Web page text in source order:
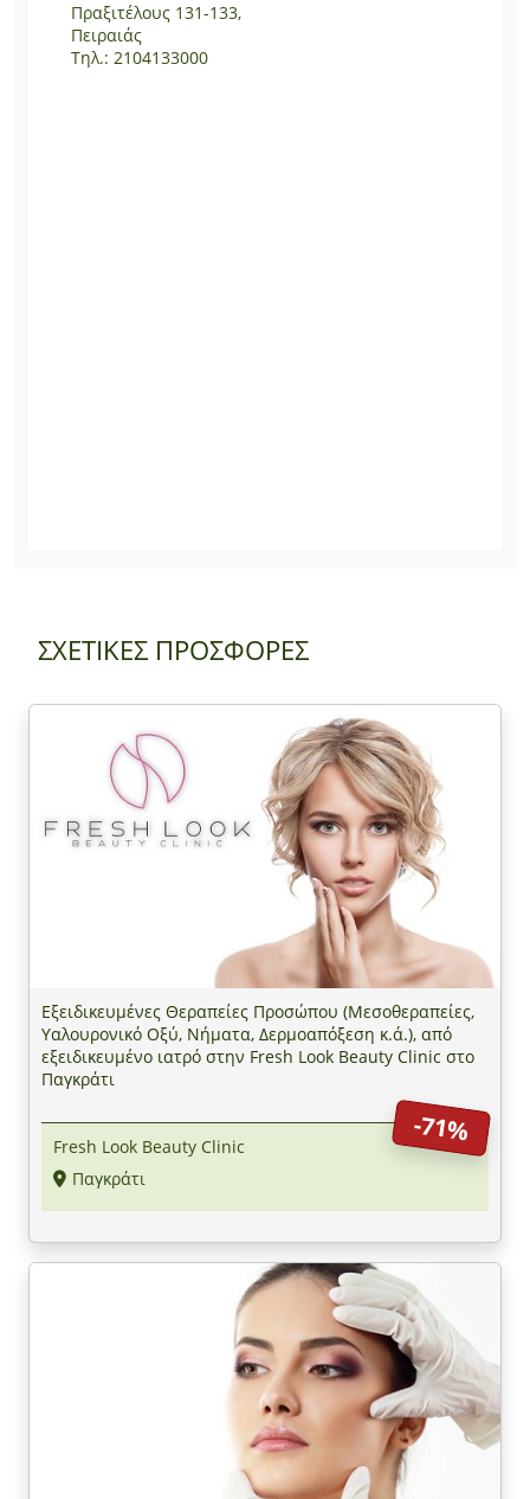
Πραξιτέλους 131-133,
Πειραιάς
Τηλ.: 2104133000
ΣΧΕΤΙΚΕΣ ΠΡΟΣΦΟΡΕΣ
Εξειδικευμένες Θεραπείες Προσώπου (Μεσοθεραπείες,
Υαλουρονικό Οξύ, Νήματα, Δερμοαπόξεση κ.ά.), από
εξειδικευμένο ιατρό στην Fresh Look Beauty Clinic στο
Παγκράτι
-71%
Fresh Look Beauty Clinic
Παγκράτι